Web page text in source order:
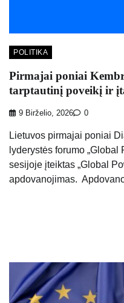
POLITIKA
Pirmajai poniai
tarptautinį poveikį ir
9 Birželio, 2026 0
Lietuvos pirmajai poniai
lyderystės forumo
sesijoje įteiktas „Global
apdovanojimas.